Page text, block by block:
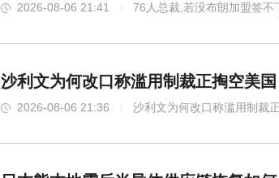
2026-08-06 21:41 76人总裁,若没布朗加盟签不
沙利文为何改口称滥用制裁正掏空美
2026-08-06 21:36 沙利文为何改口称滥用制裁